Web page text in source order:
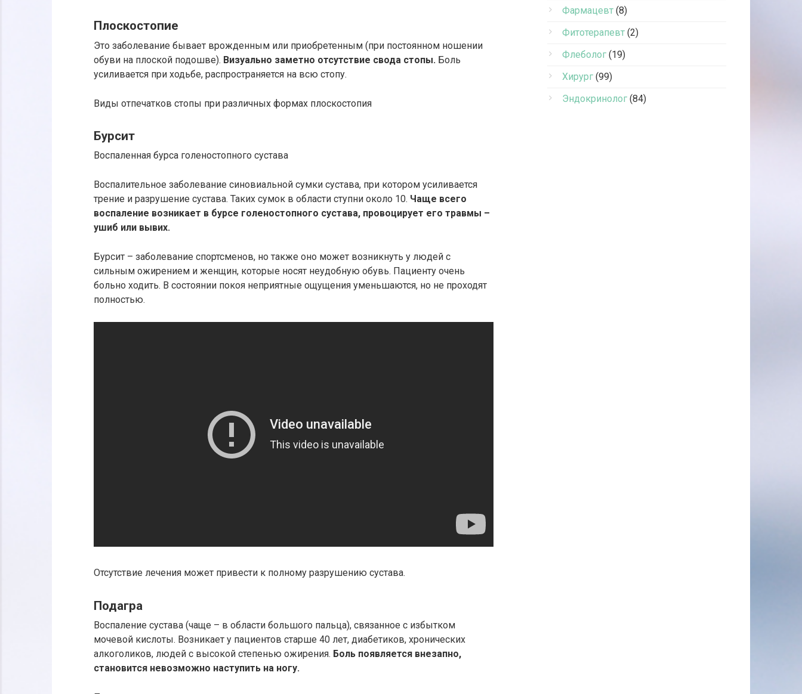
Плоскостопие
Это заболевание бывает врожденным или приобретенным (при постоянном ношении
обуви на плоской подошве). Визуально заметно отсутствие свода стопы. Боль
усиливается при ходьбе, распространяется на всю стопу.
Виды отпечатков стопы при различных формах плоскостопия
Бурсит
Воспаленная бурса голеностопного сустава
Воспалительное заболевание синовиальной сумки сустава, при котором усиливается
трение и разрушение сустава. Таких сумок в области ступни около 10. Чаще всего
воспаление возникает в бурсе голеностопного сустава, провоцирует его травмы –
ушиб или вывих.
Бурсит – заболевание спортсменов, но также оно может возникнуть у людей с
сильным ожирением и женщин, которые носят неудобную обувь. Пациенту очень
больно ходить. В состоянии покоя неприятные ощущения уменьшаются, но не проходят
полностью.
Отсутствие лечения может привести к полному разрушению сустава.
Подагра
Воспаление сустава (чаще – в области большого пальца), связанное с избытком
мочевой кислоты. Возникает у пациентов старше 40 лет, диабетиков, хронических
алкоголиков, людей с высокой степенью ожирения. Боль появляется внезапно,
становится невозможно наступить на ногу.
Фармацевт (8)
Фитотерапевт (2)
Флеболог (19)
Хирург (99)
Эндокринолог (84)